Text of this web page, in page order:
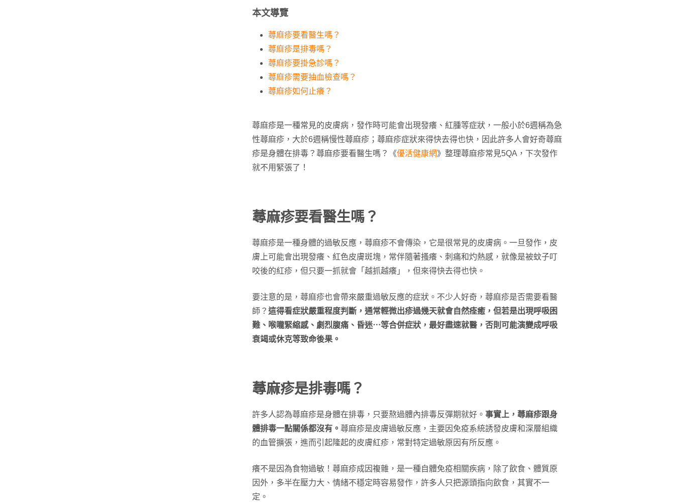
本文導覽
蕁麻疹要看醫生嗎？
蕁麻疹是排毒嗎？
蕁麻疹要掛急診嗎？
蕁麻疹需要抽血檢查嗎？
蕁麻疹如何止癢？
蕁麻疹是一種常見的皮膚病，發作時可能會出現發癢、紅腫等症狀，一般小於6週稱為急
性蕁麻疹，大於6週稱慢性蕁麻疹；蕁麻疹症狀來得快去得也快，因此許多人會好奇蕁麻
疹是身體在排毒？蕁麻疹要看醫生嗎？《優活健康網》整理蕁麻疹常見5QA，下次發作
就不用緊張了！
蕁麻疹要看醫生嗎？
蕁麻疹是一種身體的過敏反應，蕁麻疹不會傳染，它是很常見的皮膚病。一旦發作，皮
膚上可能會出現發癢、紅色皮膚斑塊，常伴隨著搔癢、刺痛和灼熱感，就像是被蚊子叮
咬後的紅疹，但只要一抓就會「越抓越癢」，但來得快去得也快。
要注意的是，蕁麻疹也會帶來嚴重過敏反應的症狀。不少人好奇，蕁麻疹是否需要看醫
師？ 這得看症狀嚴重程度判斷，通常輕微出疹過幾天就會自然痊癒，但若是出現呼吸困
難、喉嚨緊縮感、劇烈腹痛、昏迷⋯等合併症狀，最好盡速就醫，否則可能演變成呼吸
衰竭或休克等致命後果。
蕁麻疹是排毒嗎？
許多人認為蕁麻疹是身體在排毒，只要熬過體內排毒反彈期就好。 事實上，蕁麻疹跟身
體排毒一點關係都沒有。 蕁麻疹是皮膚過敏反應，主要因免疫系統誘發皮膚和深層組織
的血管擴張，進而引起隆起的皮膚紅疹，常對特定過敏原因有所反應。
癢不是因為食物過敏！蕁麻疹成因複雜，是一種自體免疫相關疾病，除了飲食、體質原
因外，多半在壓力大、情緒不穩定時容易發作，許多人只把源頭指向飲食，其實不一
定。